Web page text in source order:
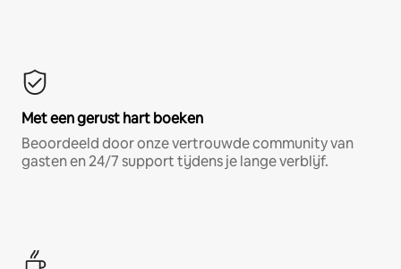
Met een gerust hart boeken
Beoordeeld door onze vertrouwde community van
gasten en 24/7 support tijdens je lange verblijf.